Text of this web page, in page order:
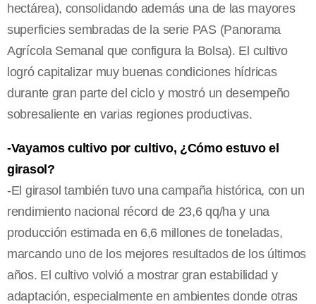
hectárea), consolidando además una de las mayores
superficies sembradas de la serie PAS (Panorama
Agrícola Semanal que configura la Bolsa). El cultivo
logró capitalizar muy buenas condiciones hídricas
durante gran parte del ciclo y mostró un desempeño
sobresaliente en varias regiones productivas.
-Vayamos cultivo por cultivo, ¿Cómo estuvo el
girasol?
-El girasol también tuvo una campaña histórica, con un
rendimiento nacional récord de 23,6 qq/ha y una
producción estimada en 6,6 millones de toneladas,
marcando uno de los mejores resultados de los últimos
años. El cultivo volvió a mostrar gran estabilidad y
adaptación, especialmente en ambientes donde otras